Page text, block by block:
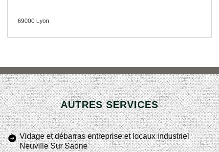
69000 Lyon
AUTRES SERVICES
Vidage et débarras entreprise et locaux industriel
Neuville Sur Saone